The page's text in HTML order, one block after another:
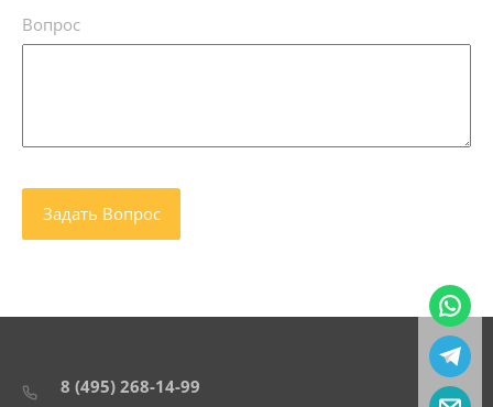
Вопрос
8 (495) 268-14-99